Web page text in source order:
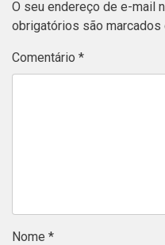
O seu endereço de e-mail
obrigatórios são marcados
Comentário *
Nome *